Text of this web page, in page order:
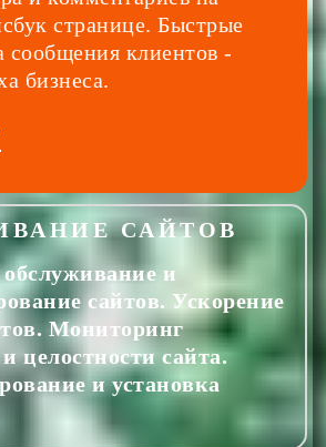
странице. Быстрые
сообщения клиентов -
бизнеса.
САЙТОВ
обслуживание и
сайтов. Ускорение
Мониторинг
целостности сайта.
и установка